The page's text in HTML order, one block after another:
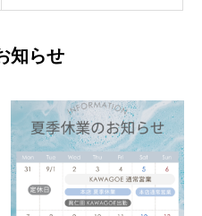
知らせ